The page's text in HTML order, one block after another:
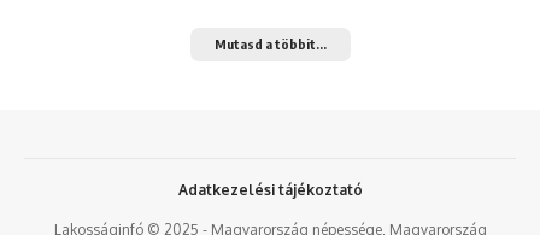
Mutasd a többit...
Lakosságinfó © 2025 - Magyarország népessége, Magyarország
Adatkezelési tájékoztató